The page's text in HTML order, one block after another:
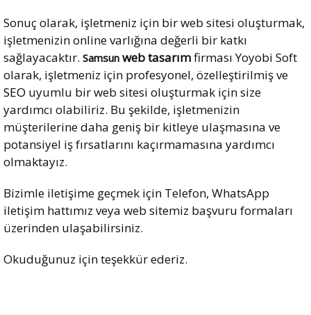
Sonuç olarak, işletmeniz için bir web sitesi oluşturmak,
işletmenizin online varlığına değerli bir katkı
sağlayacaktır. Samsun web tasarımfirması Yoyobi Soft
olarak, işletmeniz için profesyonel, özelleştirilmiş ve
SEO uyumlu bir web sitesi oluşturmak için size
yardımcı olabiliriz. Bu şekilde, işletmenizin
müşterilerine daha geniş bir kitleye ulaşmasına ve
potansiyel iş fırsatlarını kaçırmamasına yardımcı
olmaktayız.
Bizimle iletişime geçmek için Telefon, WhatsApp
iletişim hattımız veya web sitemiz başvuru formaları
üzerinden ulaşabilirsiniz.
Okuduğunuz için teşekkür ederiz.